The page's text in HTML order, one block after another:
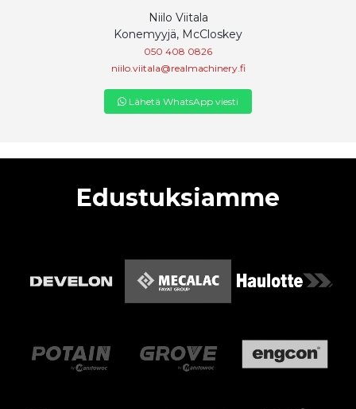
Niilo Viitala
Konemyyjä, McCloskey
050 408 0826
niilo.viitala@realmachinery.fi
Lähetä WhatsApp viesti
Edustuksiamme